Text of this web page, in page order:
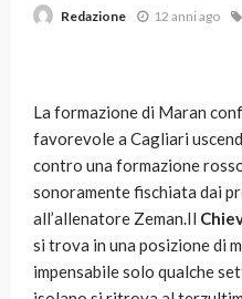
Redazione 12 anni ago
La formazione di Maran
favorevole a Cagliari
contro una formazione
sonoramente fischiata dai
all’allenatore Zeman.Il
si trova in una posizione di
impensabile solo qualche